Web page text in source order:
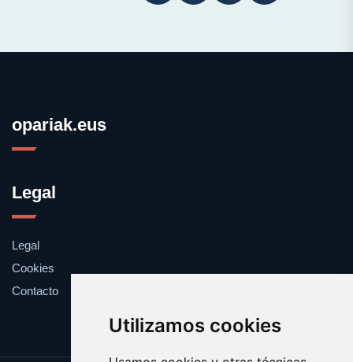
Utilizamos cookies
opariak.eus
Legal
Legal
Cookies
Contacto